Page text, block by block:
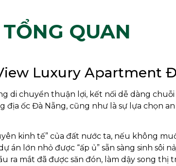
TỔNG QUAN
Luxury Apartment
di chuyển thuận lợi, kết nối dễ dàng
địa ốc Đà Nẵng, cũng như là sự lựa chọn
kinh tế” của đất nước ta, nếu không
lớn nhỏ được “ấp ủ” sẵn sàng sinh sôi
ra mắt đã được săn đón, làm dậy song